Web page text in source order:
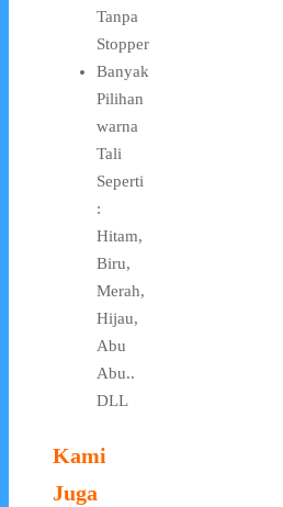
Tanpa
Stopper
Banyak
Pilihan
warna
Tali
Seperti
:
Hitam,
Biru,
Merah,
Hijau,
Abu
Abu..
DLL
Kami
Juga